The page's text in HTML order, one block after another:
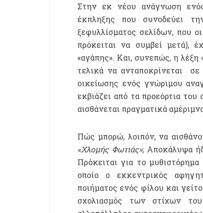
Στην εκ νέου ανάγνωση ενός
έκπληξης που συνοδεύει
ξεφυλλίσματος σελίδων, που
πρόκειται να συμβεί μετά),
«αγάπης». Και, συνεπώς, η λέξη
τελικά να ανταποκρίνεται
σε
οικείωσης ενός γνώριμου
εκβιάζει από τα προεόρτια
αισθάνεται πραγματικά
Πώς μπορώ, λοιπόν, να
«Χλομής Φωτιάς»; Αποκάλυψα
Πρόκειται για το
οποίο ο εκκεντρικός
ποιήματος ενός φίλου και
σχολιασμός των στίχων